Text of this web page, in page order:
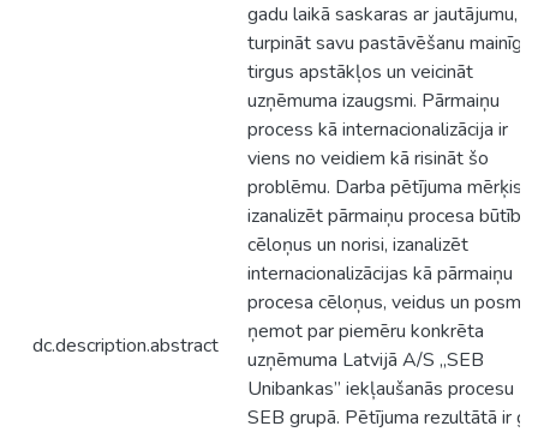
dc.description.abstract
gadu laikā saskaras ar jautājumu,
turpināt savu pastāvēšanu
tirgus apstākļos un veicināt
uzņēmuma izaugsmi. Pārmaiņu
process kā internacionalizācija ir
viens no veidiem kā risināt šo
problēmu. Darba pētījuma mērķis ir
izanalizēt pārmaiņu procesa būtību,
cēloņus un norisi, izanalizēt
internacionalizācijas kā pārmaiņu
procesa cēloņus, veidus un
ņemot par piemēru konkrēta
uzņēmuma Latvijā A/S „SEB
Unibankas” iekļaušanās procesu
SEB grupā. Pētījuma rezultātā ir